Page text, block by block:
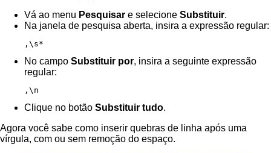
Vá ao menu Pesquisar e selecione Substituir.
Na janela de pesquisa aberta, insira a expressão regular:
,\s*
No campo Substituir por, insira a seguinte expressão
regular:
,\n
Clique no botão Substituir tudo.
Agora você sabe como inserir quebras de linha após uma
vírgula, com ou sem remoção do espaço.